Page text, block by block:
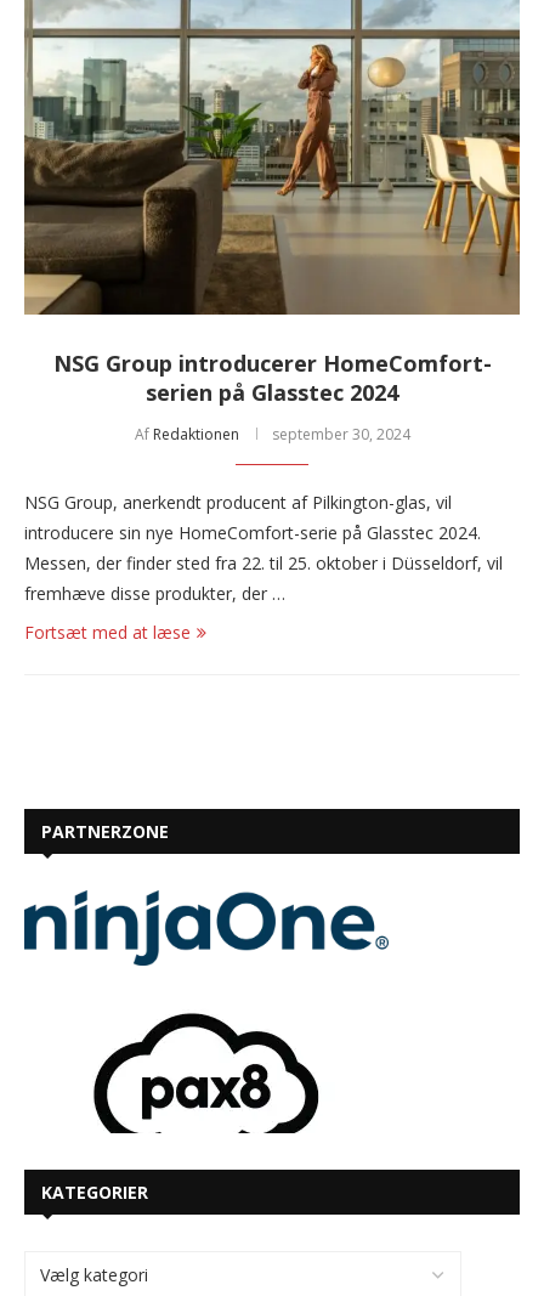
NSG Group introducerer HomeComfort-
serien på Glasstec 2024
Af Redaktionen september 30, 2024
NSG Group, anerkendt producent af Pilkington-glas, vil
introducere sin nye HomeComfort-serie på Glasstec 2024.
Messen, der finder sted fra 22. til 25. oktober i Düsseldorf, vil
fremhæve disse produkter, der …
Fortsæt med at læse
PARTNERZONE
KATEGORIER